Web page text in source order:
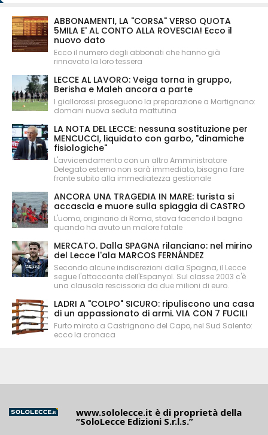
ABBONAMENTI, LA "CORSA" VERSO QUOTA
5MILA E' AL CONTO ALLA ROVESCIA! Ecco il
nuovo dato
Ecco il numero degli abbonati che hanno già
rinnovato la loro tessera
LECCE AL LAVORO: Veiga torna in gruppo,
Berisha e Maleh ancora a parte
I giallorossi proseguono la preparazione a Martignano:
domani nuova seduta mattutina
LA NOTA DEL LECCE: nessuna sostituzione per
MENCUCCI, liquidato con garbo, "dinamiche
fisiologiche"
L'avvicendamento con un altro Amministratore
Delegato esterno non sarà immediato, bisogna fare
fronte subito alla immediatezza gestionale
ANCORA UNA TRAGEDIA IN MARE: turista si
accascia e muore sulla spiaggia di CASTRO
L'uomo, originario di Roma, stava facendo il bagno
quando ha avuto un malore fatale
MERCATO. Dalla SPAGNA rilanciano: nel mirino
del Lecce l'ala MARCOS FERNÁNDEZ
Secondo alcune indiscrezioni dalla Spagna, il Lecce
segue l'attaccante dell'Espanyol. Sul classe 2003 c'è
una clausola rescissoria da due milioni di euro.
LADRI A "COLPO" SICURO: ripuliscono una casa
di un appassionato di armi. VIA CON 7 FUCILI
Furto mirato a Castrignano del Capo, nel Sud Salento:
ecco la cronaca
www.sololecce.it è di proprietà della
“SoloLecce Edizioni S.r.l.s.”